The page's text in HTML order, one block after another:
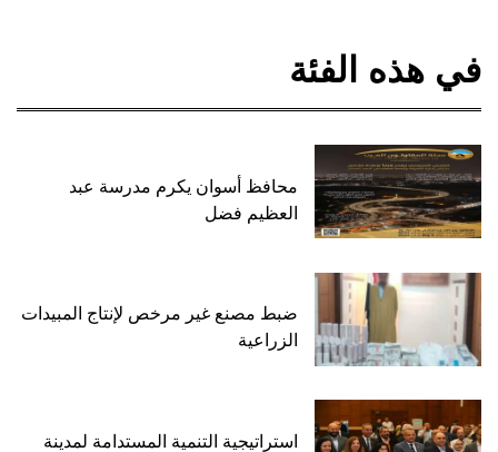
في هذه الفئة
محافظ أسوان يكرم مدرسة عبد
العظيم فضل
ضبط مصنع غير مرخص لإنتاج المبيدات
الزراعية
استراتيجية التنمية المستدامة لمدينة